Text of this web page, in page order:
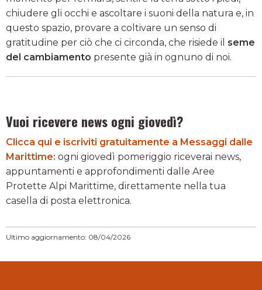
chiudere gli occhi e ascoltare i suoni della natura e, in
questo spazio, provare a coltivare un senso di
gratitudine per ciò che ci circonda, che risiede il seme
del cambiamento presente già in ognuno di noi.
Vuoi ricevere news ogni giovedì?
Clicca qui e iscriviti gratuitamente a Messaggi dalle
Marittime: ogni giovedì pomeriggio riceverai news,
appuntamenti e approfondimenti dalle Aree
Protette Alpi Marittime, direttamente nella tua
casella di posta elettronica.
Ultimo aggiornamento: 08/04/2026